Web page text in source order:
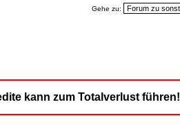
Gehe zu:
kann zum Totalverlust führen!